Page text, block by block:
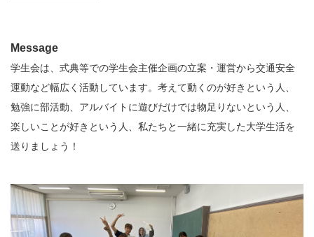
Message
学生会は、式典等での学生会主催企画の立案・運営から交通安全
運動など幅広く活動しています。考えて動くのが好きという人、
勉強に部活動、アルバイトに遊びだけでは物足りないという人、
楽しいことが好きという人、私たちと一緒に充実した大学生活を
送りましょう！